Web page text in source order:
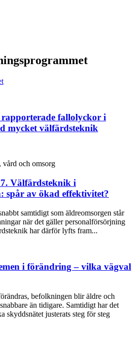
fallolyckor i
mycket välfärdsteknik
vård och omsorg
Välfärdsteknik i
spår av ökad effektivitet?
samtidigt som äldreomsorgen står
när det gäller personalförsörjning
har därför lyfts fram...
i förändring – vilka vägval
befolkningen blir äldre och
än tidigare. Samtidigt har det
skyddsnätet justerats steg för steg